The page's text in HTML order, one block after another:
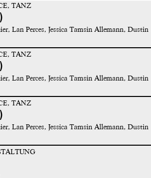
TANZ
Lan Perces, Jessica Tamsin Allemann, Dustin
TANZ
Lan Perces, Jessica Tamsin Allemann, Dustin
TANZ
Lan Perces, Jessica Tamsin Allemann, Dustin